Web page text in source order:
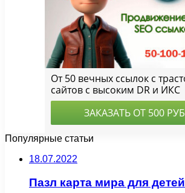
Популярные статьи
18.07.2022
Пазл карта мира для детей